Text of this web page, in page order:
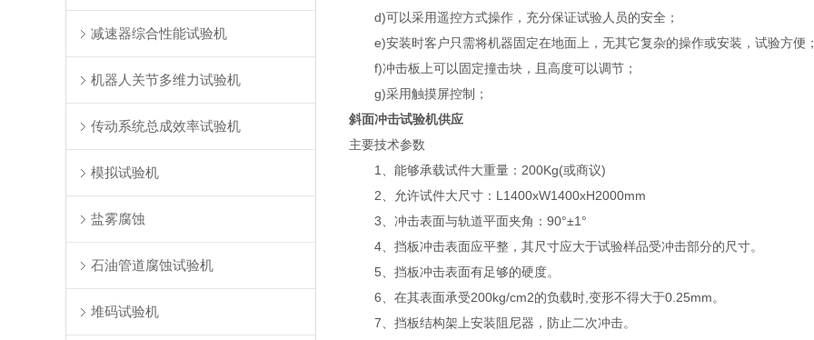
减速器综合性能试验机
机器人关节多维力试验机
传动系统总成效率试验机
模拟试验机
盐雾腐蚀
石油管道腐蚀试验机
堆码试验机
d)可以采用遥控方式操作，充分保证试验人员的安全；
e)安装时客户只需将机器固定在地面上，无其它复杂的操作或安装，试验方便；
f)冲击板上可以固定撞击块，且高度可以调节；
g)采用触摸屏控制；
斜面冲击试验机供应
主要技术参数
1、能够承载试件大重量：200Kg(或商议)
2、允许试件大尺寸：L1400xW1400xH2000mm
3、冲击表面与轨道平面夹角：90°±1°
4、挡板冲击表面应平整，其尺寸应大于试验样品受冲击部分的尺寸。
5、挡板冲击表面有足够的硬度。
6、在其表面承受200kg/cm2的负载时,变形不得大于0.25mm。
7、挡板结构架上安装阻尼器，防止二次冲击。